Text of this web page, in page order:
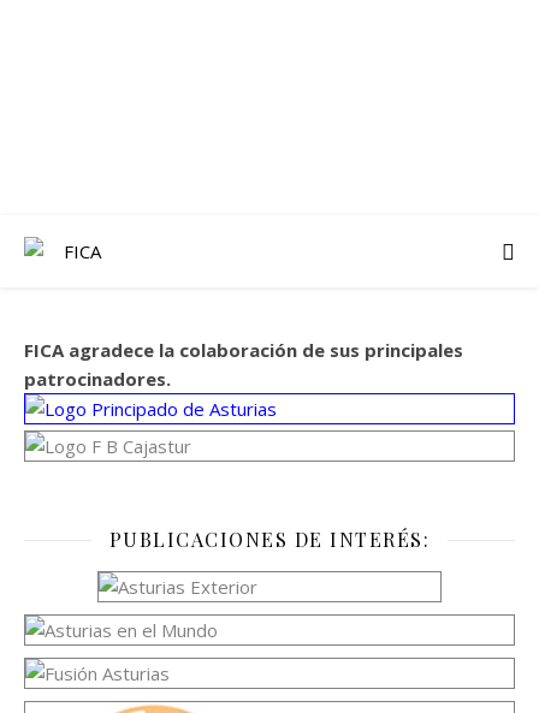
FICA agradece la colaboración de sus principales
patrocinadores.
PUBLICACIONES DE INTERÉS: